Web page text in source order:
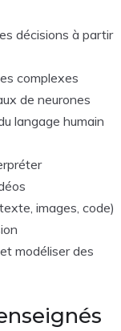
décisions à partir
complexes
de neurones
langage humain
images, code)
modéliser des